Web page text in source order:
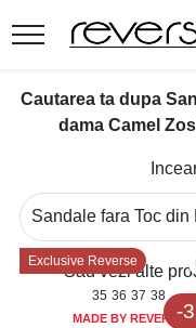
Cautarea ta dupa
dama Camel
Sau vezi alte
Exclusive Reverse
-
35 36 37 38
MADE BY REVERSE